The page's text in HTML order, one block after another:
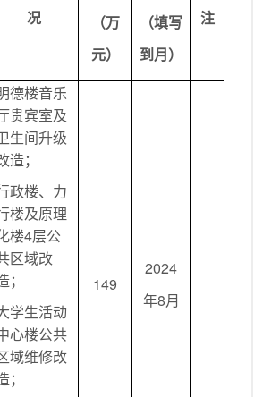
况
（万
元）
（填写
到月）
注
德楼音乐
贵宾室及
生间升级
造；
政楼、力
楼及原理
楼4层公
区域改
；
学生活动
心楼公共
域维修改
；
149
2024
年8月